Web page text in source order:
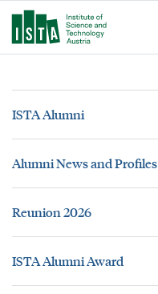
ISTA Alumni
Alumni News and Profiles
Reunion 2026
ISTA Alumni Award